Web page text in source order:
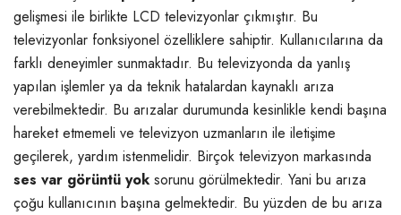
gelişmesi ile birlikte LCD televizyonlar çıkmıştır. Bu
televizyonlar fonksiyonel özelliklere sahiptir. Kullanıcılarına da
farklı deneyimler sunmaktadır. Bu televizyonda da yanlış
yapılan işlemler ya da teknik hatalardan kaynaklı arıza
verebilmektedir. Bu arızalar durumunda kesinlikle kendi başına
hareket etmemeli ve televizyon uzmanların ile iletişime
geçilerek, yardım istenmelidir. Birçok televizyon markasında
ses var görüntü yok sorunu görülmektedir. Yani bu arıza
çoğu kullanıcının başına gelmektedir. Bu yüzden de bu arıza